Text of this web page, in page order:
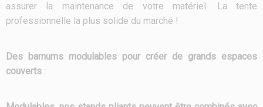
assurer la maintenance de votre matériel. La tente
professionnelle la plus solide du marché !
Des barnums modulables pour créer de grands espaces
couverts :